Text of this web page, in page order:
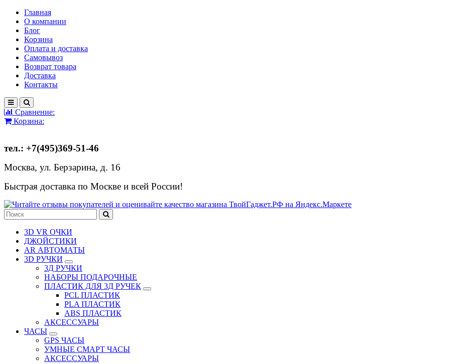
Главная
О компании
Блог
Корзина
Оплата и доставка
Самовывоз
Возврат товара
Доставка
Контакты
Сравнение:
Корзина:
тел.: +7(495)369-51-46
Москва, ул. Берзарина, д. 16
Быстрая доставка по Москве и всей России!
3D VR ОЧКИ
ДЖОЙСТИКИ
АR АВТОМАТЫ
3D РУЧКИ
3Д РУЧКИ
НАБОРЫ ПОДАРОЧНЫЕ
ПЛАСТИК ДЛЯ 3Д РУЧЕК
PCL ПЛАСТИК
PLA ПЛАСТИК
ABS ПЛАСТИК
АКСЕССУАРЫ
ЧАСЫ
GPS ЧАСЫ
УМНЫЕ СМАРТ ЧАСЫ
АКСЕССУАРЫ